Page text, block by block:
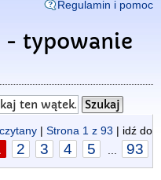
Regulamin i pomoc
- typowanie
| Strona 1 z 93 | idź do
2 3 4 5 93